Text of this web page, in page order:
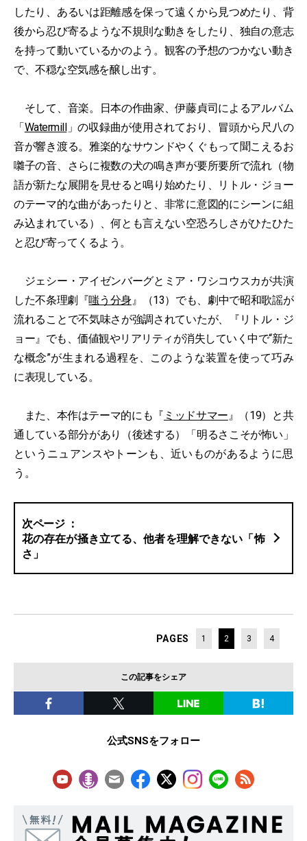
したり、あるいは距離感を保って遠くから見つめたり、背
後から忍び寄るような不規則な動きをしたり、独自の意志
を持って動いているかのよう。観客の予想のつかない動き
で、不穏な空気感を醸し出す。
そして、音楽。日本の作曲家、伊藤貞司によるアルバム
「Watermill」の収録曲が使用されており、冒頭から尺八の
音が響き渡る。雅楽的なサウンドやくぐもって聞こえるお
囃子の音、さらに複数の犬の鳴き声が要所要所で流れ（物
語が新たな展開を見せると鳴り始めたり、リトル・ジョー
のテーマ的な曲があったりと、非常に意図的にシーンに組
み込まれている）、何とも言えない空恐ろしさがひたひた
と忍び寄ってくるよう。
ジェシー・アイゼンバーグとミア・ワシコウスカが共演
した不条理劇『嗤う分身 』（13）でも、劇中で昭和歌謡が
流れることで不気味さが強調されていたが、『リトル・ジ
ョー』でも、価値観やリアリティが消失していく中で“新た
な概念”が生まれる過程を、このような装置を使って巧み
に表現している。
また、本作はテーマ的にも『 ミッドサマー 』（19）と共
通している部分があり（後述する）「明るさこそが怖い」
というニュアンスやトーンも、近いものがあるように思
う。
花の存在が掻き立てる、他者を理解できない「怖
さ」
PAGES 1 2 3 4
この記事をシェア
公式SNSをフォロー